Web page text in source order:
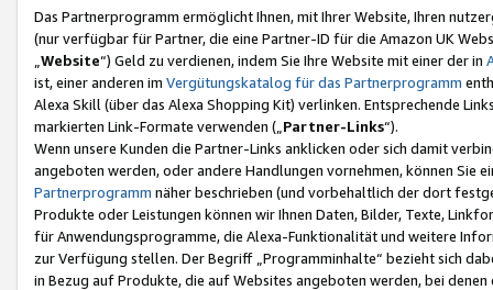
Das Partnerprogramm ermöglicht Ihnen, mit Ihrer Website, Ihren
(nur verfügbar für Partner, die eine Partner-ID für die Amazon UK
Website“) Geld zu verdienen, indem Sie Ihre Website mit einer der in
ist, einer anderen im Vergütungskatalog für das Partnerprogramm
Alexa Skill (über das Alexa Shopping Kit) verlinken. Entsprechende
markierten Link-Formate verwenden („ Partner-Links“).
Wenn unsere Kunden die Partner-Links anklicken oder sich damit
angeboten werden, oder andere Handlungen vornehmen, können Sie
Partnerprogramm näher beschrieben (und vorbehaltlich der dort
Produkte oder Leistungen können wir Ihnen Daten, Bilder, Texte,
für Anwendungsprogramme, die Alexa-Funktionalität und weitere
zur Verfügung stellen. Der Begriff „Programminhalte“ bezieht sich
in Bezug auf Produkte, die auf Websites angeboten werden, bei